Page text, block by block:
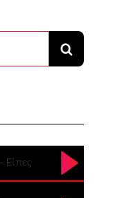
Είπες